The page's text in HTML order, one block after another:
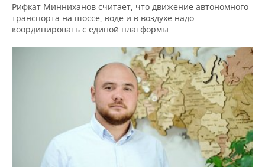
Рифкат Минниханов считает, что движение автономного
транспорта на шоссе, воде и в воздухе надо
координировать с единой платформы